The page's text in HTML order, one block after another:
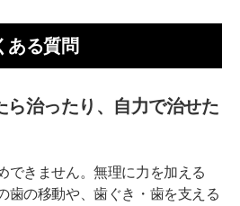
ある質問
ら治ったり、自力で治せた
できません。無理に力を加える
歯の移動や、歯ぐき・歯を支える